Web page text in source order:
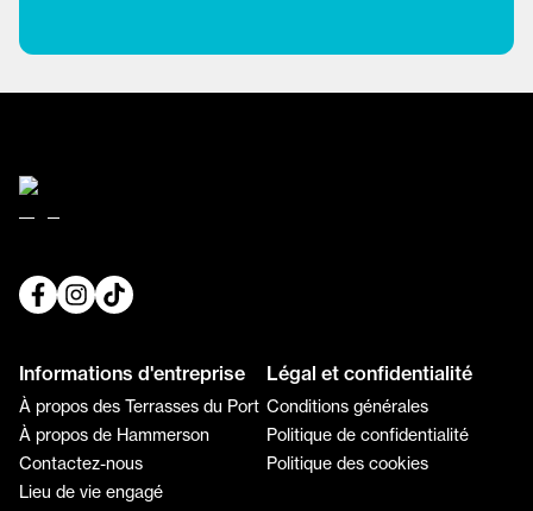
Informations d'entreprise
À propos des Terrasses du Port
À propos de Hammerson
Contactez-nous
Lieu de vie engagé
Légal et confidentialité
Conditions générales
Politique de confidentialité
Politique des cookies